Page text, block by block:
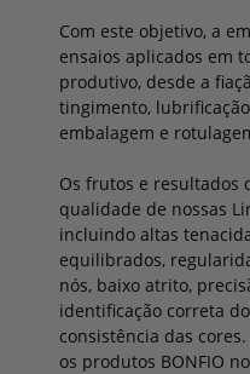
Com este objetivo, a
ensaios aplicados em
produtivo, desde a
tingimento,
embalagem e
Os frutos e resultados
qualidade de nossas
incluindo altas
equilibrados,
nós, baixo atrito,
identificação correta
consistência das
os produtos BONFIO